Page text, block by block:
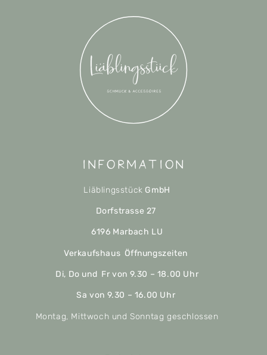
Information
Liäblingsstück GmbH
Dorfstrasse 27
6196 Marbach LU
Verkaufshaus Öffnungszeiten
Di, Do und Fr von 9.30 – 18.00 Uhr
Sa von 9.30 – 16.00 Uhr
Montag, Mittwoch und Sonntag geschlossen